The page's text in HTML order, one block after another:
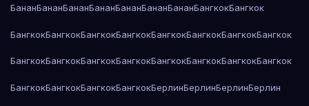
БананБананБананБананБананБананБананБангкокБангкок
БангкокБангкокБангкокБангкокБангкокБангкокБангкокБангкок
БангкокБангкокБангкокБангкокБангкокБангкокБангкокБангкок
БангкокБангкокБангкокБангкокБерлинБерлинБерлинБерлин